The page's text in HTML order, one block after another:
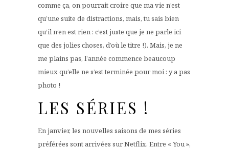
comme ça, on pourrait croire que ma vie n’est
qu’une suite de distractions, mais, tu sais bien
qu’il n’en est rien : c’est juste que je ne parle ici
que des jolies choses, d’où le titre !). Mais, je ne
me plains pas, l’année commence beaucoup
mieux qu’elle ne s’est terminée pour moi : y a pas
photo !
LES SÉRIES !
En janvier, les nouvelles saisons de mes séries
préférées sont arrivées sur Netflix. Entre « You »,